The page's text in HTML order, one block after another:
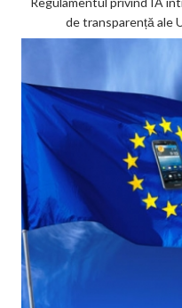
de transparență ale